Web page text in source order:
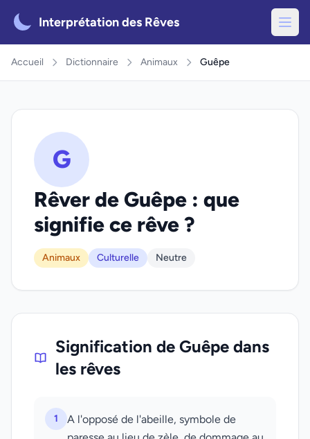
Interprétation des Rêves
Accueil Dictionnaire Animaux Guêpe
G
Rêver de Guêpe : que
signifie ce rêve ?
Animaux Culturelle Neutre
Signification de Guêpe dans
les rêves
1
A l'opposé de l'abeille, symbole de